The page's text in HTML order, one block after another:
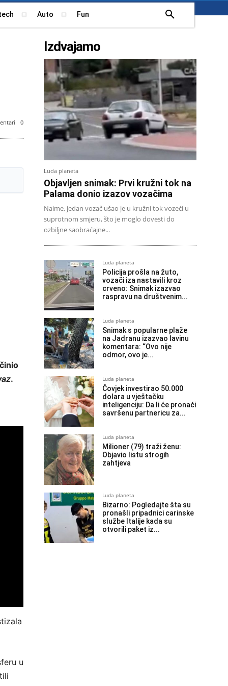
Auto Fun
0
.
u
Izdvajamo
Luda planeta
Objavljen snimak: Prvi kružni tok na
Palama donio izazov vozačima
Naime, jedan vozač ušao je u kružni tok vozeći u
suprotnom smjeru, što je moglo dovesti do
ozbiljne saobraćajne...
Luda planeta
Policija prošla na žuto,
vozači iza nastavili kroz
crveno: Snimak izazvao
raspravu na društvenim...
Luda planeta
Snimak s popularne plaže
na Jadranu izazvao lavinu
komentara: “Ovo nije
odmor, ovo je...
Luda planeta
Čovjek investirao 50.000
dolara u vještačku
inteligenciju: Da li će pronaći
savršenu partnericu za...
Luda planeta
Milioner (79) traži ženu:
Objavio listu strogih
zahtjeva
Luda planeta
Bizarno: Pogledajte šta su
pronašli pripadnici carinske
službe Italije kada su
otvorili paket iz...